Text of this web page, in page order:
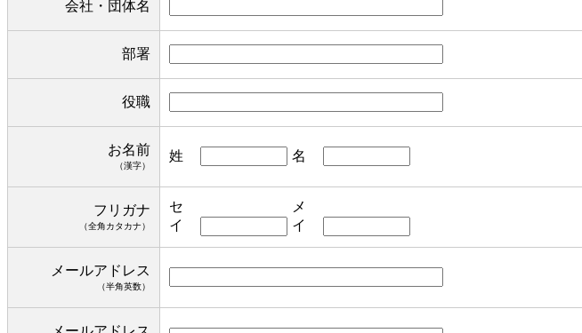
会社・団体名
部署
役職
お名前
（漢字）
姓 名
フリガナ
（全角カタカナ）
セ
イ
メ
イ
メールアドレス
（半角英数）